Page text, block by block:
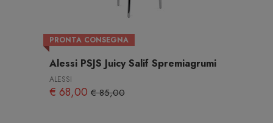
PRONTA CONSEGNA
Alessi PSJS Juicy Salif Spremiagrumi
ALESSI
€ 68,00€ 85,00